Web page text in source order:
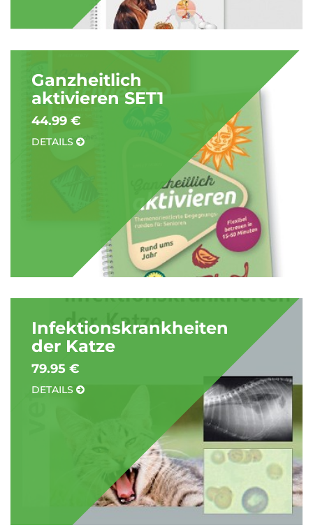
Ganzheitlich
aktivieren SET1
44.99 €
DETAILS
Infektionskrankheiten
der Katze
79.95 €
DETAILS